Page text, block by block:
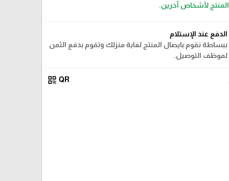
لأشخاص آخرين.
الدفع عند الإستلام
ببساطة نقوم بايصال المنتج لغاية منزلك وتقوم بدفع الثمن
لموظف التوصيل.
QR
qr_code